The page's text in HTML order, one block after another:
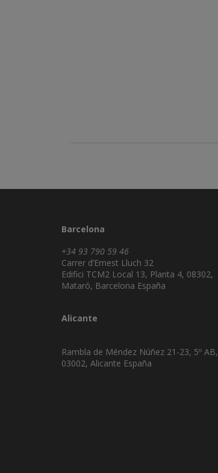
Barcelona
+34 93 790 59 46
Carrer d’Ernest Lluch 32
Edifici TCM2 Local 13, Planta 4, 08302,
Mataró, Barcelona España
Alicante
Rambla de Méndez Núñez 21-23, 5º AB,
03002, Alicante España